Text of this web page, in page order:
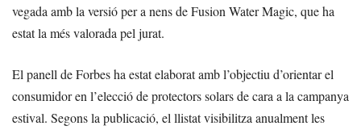
vegada amb la versió per a nens de Fusion Water Magic, que ha
estat la més valorada pel jurat.
El panell de Forbes ha estat elaborat amb l’objectiu d’orientar el
consumidor en l’elecció de protectors solars de cara a la campanya
estival. Segons la publicació, el llistat visibilitza anualment les